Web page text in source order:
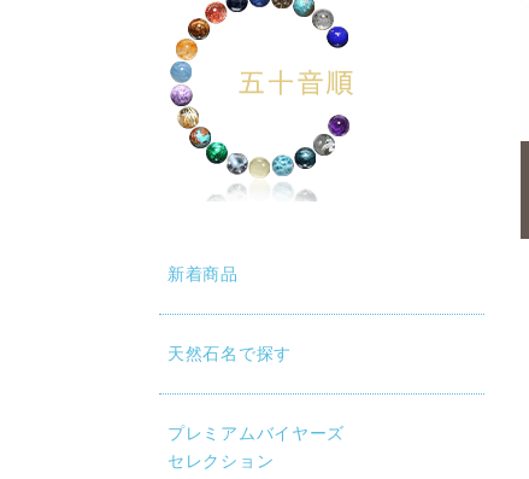
新着商品
天然石名で探す
プレミアムバイヤーズ
セレクション